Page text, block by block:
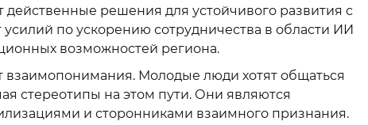
решения для устойчивого развития с
по ускорению сотрудничества в области ИИ
возможностей региона.
взаимопонимания. Молодые люди хотят общаться
стереотипы на этом пути. Они являются
и сторонниками взаимного признания.